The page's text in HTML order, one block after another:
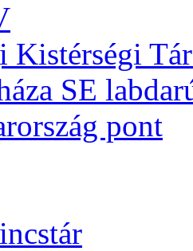
Kistérségi
SE
pont